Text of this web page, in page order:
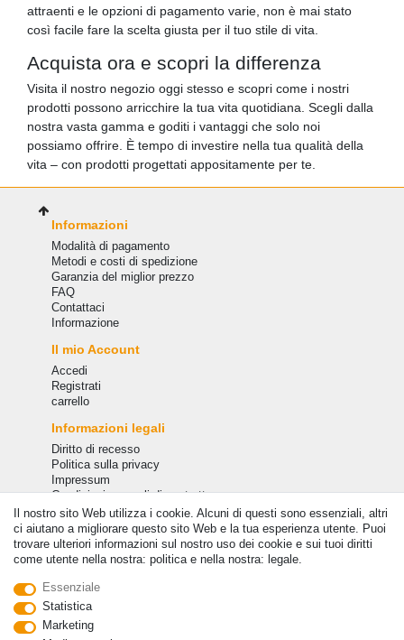
attraenti e le opzioni di pagamento varie, non è mai stato
così facile fare la scelta giusta per il tuo stile di vita.
Acquista ora e scopri la differenza
Visita il nostro negozio oggi stesso e scopri come i nostri
prodotti possono arricchire la tua vita quotidiana. Scegli dalla
nostra vasta gamma e goditi i vantaggi che solo noi
possiamo offrire. È tempo di investire nella tua qualità della
vita – con prodotti progettati appositamente per te.
Il nostro sito Web utilizza i cookie. Alcuni di questi sono essenziali, altri
ci aiutano a migliorare questo sito Web e la tua esperienza utente. Puoi
trovare ulteriori informazioni sul nostro uso dei cookie e sui tuoi diritti
come utente nella nostra: politica e nella nostra: legale.
Essenziale
Statistica
Marketing
Informazioni
Modalità di pagamento
Metodi e costi di spedizione
Garanzia del miglior prezzo
FAQ
Сontattaci
Informazione
Il mio Account
Accedi
Registrati
carrello
Informazioni legali
Diritto di recesso
Politica sulla privacy
Impressum
Condizioni generali di contratto
Spedizione
Membro di: